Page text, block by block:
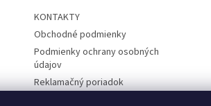
KONTAKTY
Obchodné podmienky
Podmienky ochrany osobných
údajov
Reklamačný poriadok